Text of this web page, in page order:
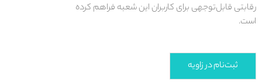
رقابتی قابل‌توجهی برای کاربران این شعبه فراهم کرده
است.
ثبت‌نام در زاویه